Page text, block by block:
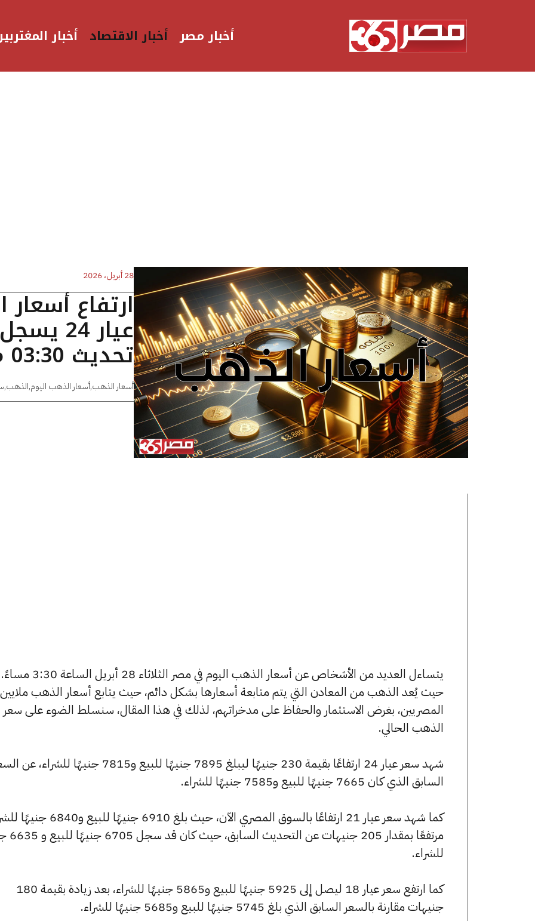
أخبار مصر أخبار الاقتصاد أخبار
28 أبريل، 2026
ارتفاع
تحديث 03:30 مساءًا
أسعار الذهب,أسعار الذهب اليوم,الذهب,
يتساءل العديد من الأشخاص عن أسعار الذهب اليوم في مصر الثلاثاء 28 أبريل الساعة 3:30 مساءً.
حيث يُعد الذهب من المعادن التي يتم متابعة أسعارها بشكل دائم، حيث يتابع أسعار الذهب ملايين
المصريين، بغرض الاستثمار والحفاظ على مدخراتهم، لذلك في هذا المقال، سنسلط الضوء على سعر
الذهب الحالي.
شهد سعر عيار 24 ارتفاعًا بقيمة 230 جنيهًا ليبلغ 7895 جنيهًا للبيع و7815 جنيهًا للشراء،
السابق الذي كان 7665 جنيهًا للبيع و7585 جنيهًا للشراء.
كما شهد سعر عيار 21 ارتفاعًا بالسوق المصري الآن، حيث بلغ 6910 جنيهًا
مرتفعًا
للشراء.
كما ارتفع سعر عيار 18 ليصل إلى 5925 جنيهًا للبيع و5865 جنيهًا للشراء، بعد زيادة بقيمة 180
جنيهات مقارنة بالسعر السابق الذي بلغ 5745 جنيهًا للبيع و5685 جنيهًا للشراء.